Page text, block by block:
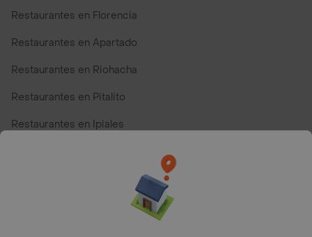
Restaurantes en Florencia
Restaurantes en Apartado
Restaurantes en Riohacha
Restaurantes en Pitalito
Restaurantes en Ipiales
Top Marcas y Cadenas de Restaurantes
Restaurantes cerca de mi para pedir Comida a Domicilio -